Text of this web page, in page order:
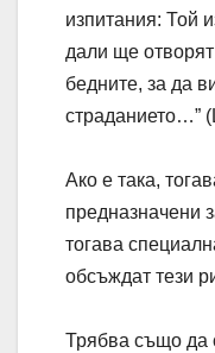
изпитания: Той
дали ще
бедните, за да
страданието…”
Ако е така,
предназначени
тогава
обсъждат тези
Трябва също да